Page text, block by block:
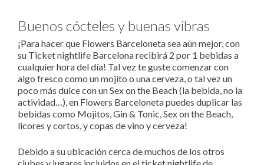
Buenos cócteles y buenas vibras
¡Para hacer que Flowers Barceloneta sea aún mejor, con
su Ticket nightlife Barcelona recibirá 2 por 1 bebidas a
cualquier hora del día! Tal vez te guste comenzar con
algo fresco como un mojito o una cerveza, o tal vez un
poco más dulce con un Sex on the Beach (la bebida, no la
actividad…), en Flowers Barceloneta puedes duplicar las
bebidas como Mojitos, Gin & Tonic, Sex on the Beach,
licores y cortos, y copas de vino y cerveza!
Debido a su ubicación cerca de muchos de los otros